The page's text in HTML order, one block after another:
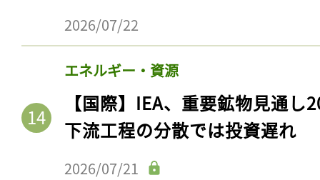
2026/07/22
エネルギー・資源
【国際】IEA、重要鉱物見通
下流工程の分散では投資遅れ
2026/07/21